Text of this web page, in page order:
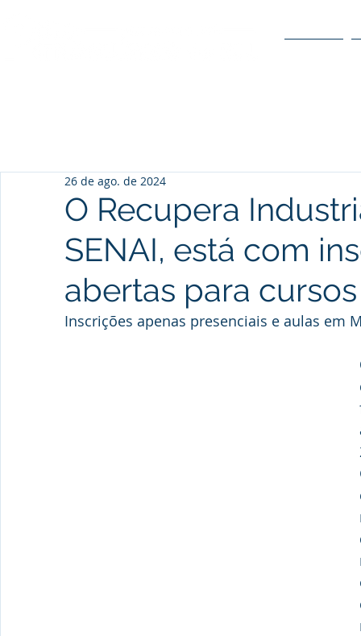
O Recupera
SENAI, está com
abertas para
26 de ago. de 2024
Inscrições apenas presenciais e aulas em